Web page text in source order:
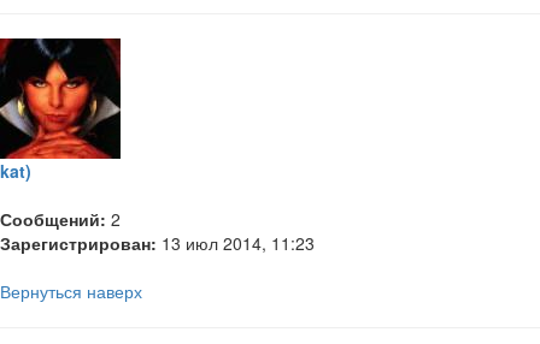
kat)
Сообщений: 2
Зарегистрирован: 13 июл 2014, 11:23
Вернуться наверх